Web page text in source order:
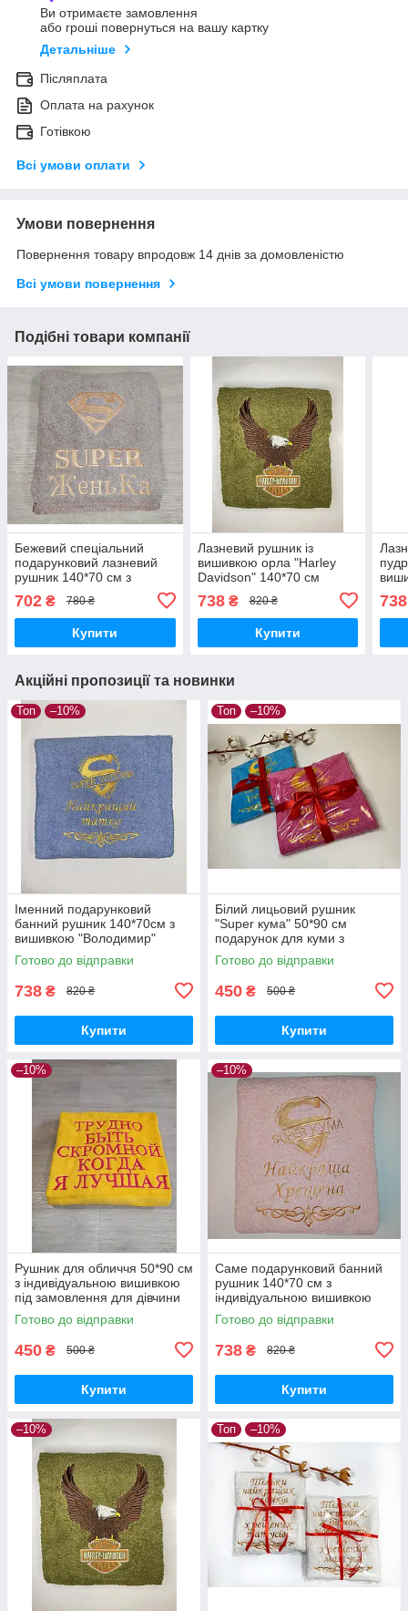
Ви отримаєте замовлення
або гроші повернуться на вашу картку
Детальніше
Післяплата
Оплата на рахунок
Готівкою
Всі умови оплати
Умови повернення
Повернення товару впродовж 14 днів за домовленістю
Всі умови повернення
Подібні товари компанії
Бежевий спеціальний
подарунковий лазневий
рушник 140*70 см з
супермена та написами
"SUPER Женька"
702 ₴ 780 ₴
Купити
Лазневий рушник із
вишивкою орла "Harley
Davidson" 140*70 см
738₴ 820 ₴
Купити
738
Акційні пропозиції та новинки
Топ –10%
Іменний подарунковий
банний рушник 140*70см з
вишивкою "Володимир"
короною і вензелем
Готово до відправки
738 ₴ 820 ₴
Купити
Топ –10%
Білий лицьовий рушник
"Super кума" 50*90 см
подарунок для куми з
індивідуальною вишивкою під
замовлення
Готово до відправки
450 ₴ 500 ₴
Купити
–10%
Рушник для обличчя 50*90 см
з індивідуальною вишивкою
під замовлення для дівчини
на подарунок
Готово до відправки
450 ₴ 500 ₴
Купити
–10%
Саме подарунковий банний
рушник 140*70 см з
індивідуальною вишивкою
Готово до відправки
738 ₴ 820 ₴
Купити
–10% Топ –10%